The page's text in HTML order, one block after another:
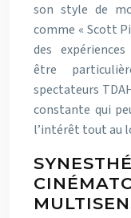
son style de
comme « Scott
des
être
spectateurs
constante qui
l’intérêt tout au